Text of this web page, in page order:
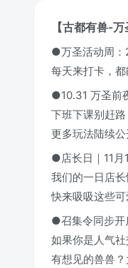
【古都有兽-
●万圣活动周：
每天来打卡，
●10.31 万圣前
下班下课别赶
更多玩法陆续
●店长日｜11月
我们的一日店长
快来吸吸这些
●召集令同步开
如果你是人气
有想见的兽兽